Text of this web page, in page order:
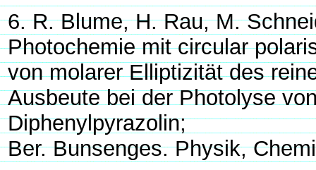
6. R. Blume, H. Rau, M.
Photochemie mit circular
von molarer Elliptizität des
Ausbeute bei der Photolyse
Diphenylpyrazolin;
Ber. Bunsenges. Physik,